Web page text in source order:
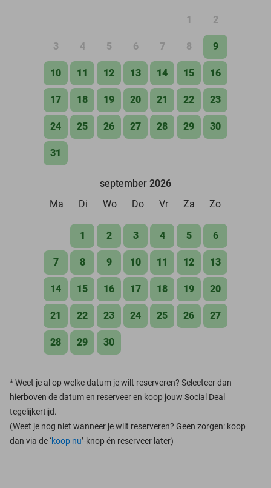
1 2
3 4 5 6 7 8 9
10 11 12 13 14 15 16
17 18 19 20 21 22 23
24 25 26 27 28 29 30
31
september 2026
Ma
Di Wo Do Vr Za Zo
1 2 3 4 5 6
7 8 9 10 11 12 13
14 15 16 17 18 19 20
21 22 23 24 25 26 27
28 29 30
*Weet je al op welke datum je wilt reserveren? Selecteer dan
hierboven de datum en reserveer en koop jouw Social Deal
tegelijkertijd.
(Weet je nog niet wanneer je wilt reserveren? Geen zorgen: koop
dan via de ‘koop nu’-knop én reserveer later)